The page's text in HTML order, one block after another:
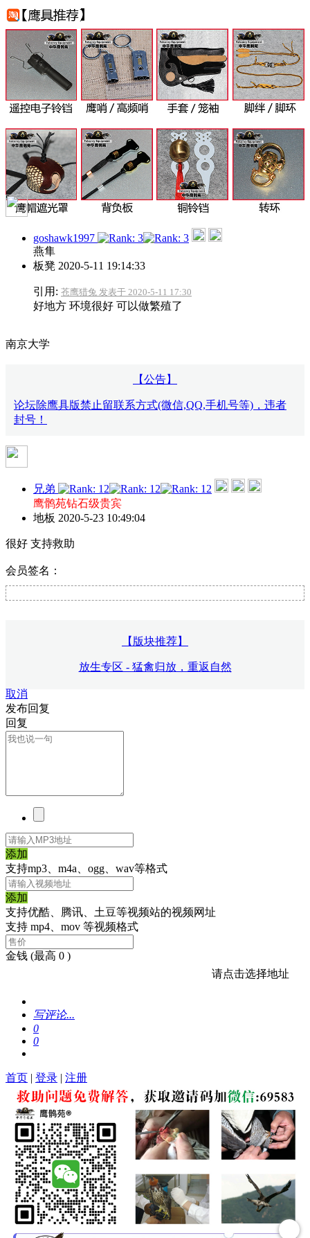
goshawk1997
燕隼
板凳 2020-5-11 19:14:33
引用: 苍鹰猎兔 发表于 2020-5-11 17:30
好地方 环境很好 可以做繁殖了
南京大学
【公告】
论坛除鹰具版禁止留联系方式(微信,QQ,手机号等)，违者
封号！
兄弟
鹰鹘苑钻石级贵宾
地板 2020-5-23 10:49:04
很好 支持救助
会员签名：
【版块推荐】
放生专区 - 猛禽归放，重返自然
取消
发布回复
回复
添加
支持mp3、m4a、ogg、wav等格式
添加
支持优酷、腾讯、土豆等视频站的视频网址
支持 mp4、mov 等视频格式
金钱 (最高 0 )
请点击选择地址
写评论...
0
0
首页 | 登录 | 注册